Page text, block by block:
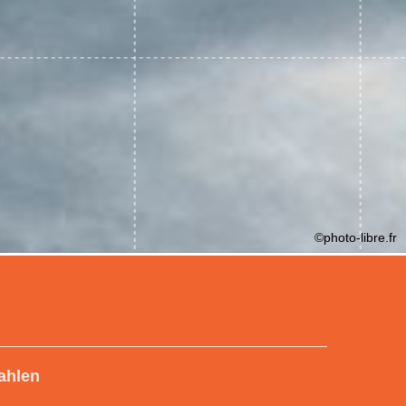
©photo-libre.fr